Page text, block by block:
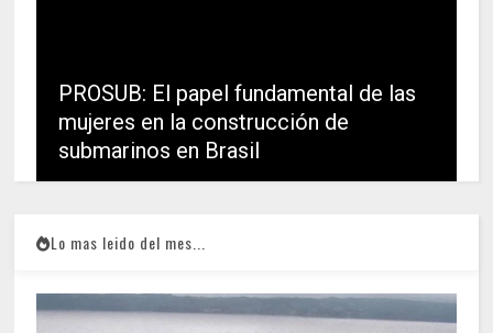
PROSUB: El papel fundamental de las
mujeres en la construcción de
submarinos en Brasil
Lo mas leido del mes...